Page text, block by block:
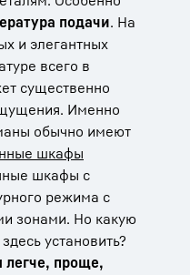
подачи. На
и элегантных
всего в
существенно
Именно
обычно имеют
шкафы
шкафы с
режима с
зонами. Но какую
установить?
легче, проще,